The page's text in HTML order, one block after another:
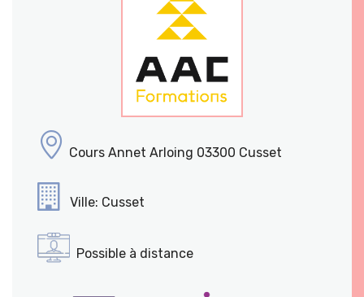
Cours Annet Arloing 03300 Cusset
Ville: Cusset
Possible à distance